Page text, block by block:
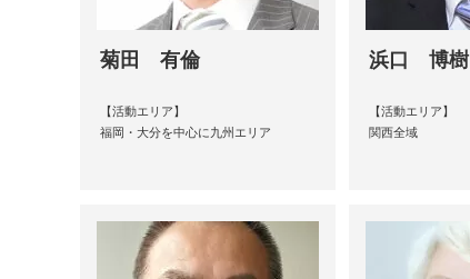
菊田 有倫
【活動エリア】
福岡・大分を中心に九州エリア
浜口 博樹
【活動エリア】
関西全域